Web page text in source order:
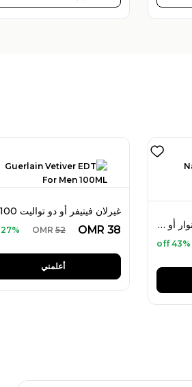
OMR 38
OMR 52
27% off
أعلمني
نارسيسو رودريغيز مسك نوار أو دو بارفان 100 مل للنساء
43% off